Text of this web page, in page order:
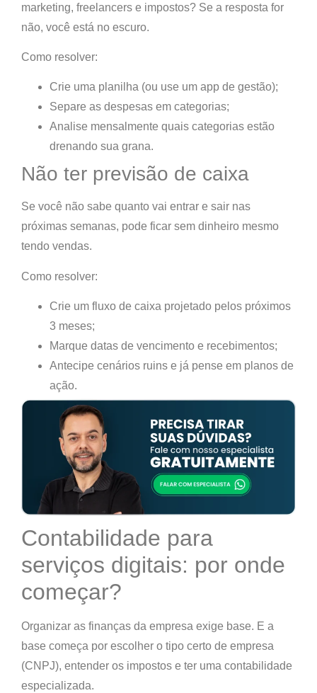
marketing, freelancers e impostos? Se a resposta for
não, você está no escuro.
Como resolver:
Crie uma planilha (ou use um app de gestão);
Separe as despesas em categorias;
Analise mensalmente quais categorias estão
drenando sua grana.
Não ter previsão de caixa
Se você não sabe quanto vai entrar e sair nas
próximas semanas, pode ficar sem dinheiro mesmo
tendo vendas.
Como resolver:
Crie um fluxo de caixa projetado pelos próximos
3 meses;
Marque datas de vencimento e recebimentos;
Antecipe cenários ruins e já pense em planos de
ação.
Contabilidade para
serviços digitais: por onde
começar?
Organizar as finanças da empresa exige base. E a
base começa por escolher o tipo certo de empresa
(CNPJ), entender os impostos e ter uma contabilidade
especializada.